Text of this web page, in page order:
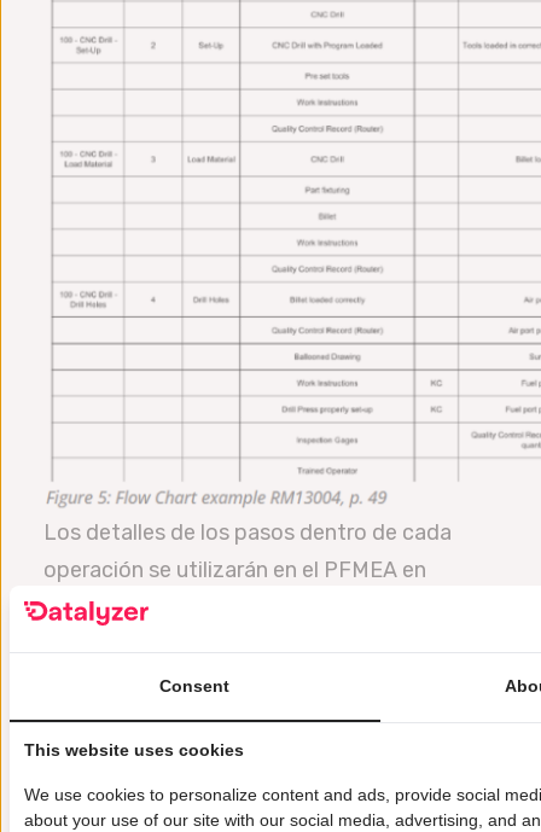
Los detalles de los pasos dentro de cada
operación se utilizarán en el PFMEA en
función del riesgo. El PFMEA se centra en los
(intencionadamente o no). Es posible que
algunos pasos del flujo no se detallen en el
PFMEA. Eso no significa que no se tengan en
cuenta en otra parte del AMFE, normalmente
Consent
This website uses cookies
We use cookies to personalize content and ads, provide social
about your use of our site with our social media, advertising, and